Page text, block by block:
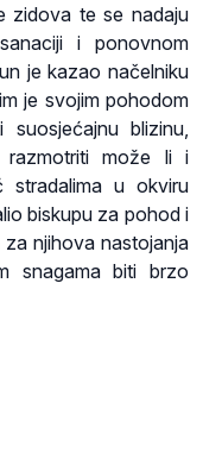
zidova te se nadaju
i ponovnom
je kazao načelniku
je svojim pohodom
blizinu,
može li i
stradalima u okviru
biskupu za pohod i
njihova nastojanja
snagama biti brzo